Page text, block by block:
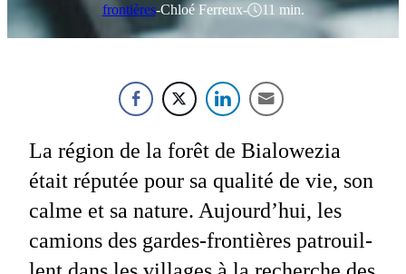
frontières-Chloé Ferreux- 11 min.
La région de la forêt de Bialowezia
était réputée pour sa qual­ité de vie, son
calme et sa nature. Aujourd’hui, les
camions des gardes-fron­tières patrouil­